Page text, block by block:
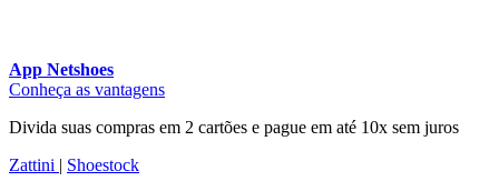
App Netshoes
Conheça as vantagens
Divida suas compras em 2 cartões e pague em até 10x sem juros
Zattini | Shoestock